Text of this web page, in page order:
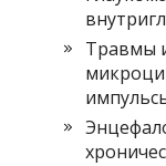
Травмы